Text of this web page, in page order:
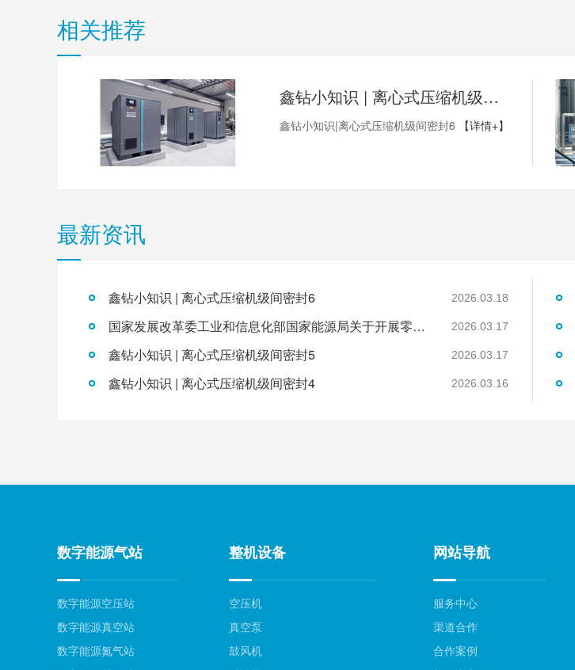
相关推荐
鑫钻小知识 | 离心式压缩机级间密封6
鑫钻小知识|离心式压缩机级间密封6 【详情+】
最新资讯
鑫钻小知识 | 离心式压缩机级间密封6 2026.03.18
国家发展改革委工业和信息化部国家能源局关于开展零碳园区建设的通知 2026.03.17
鑫钻小知识 | 离心式压缩机级间密封5 2026.03.17
鑫钻小知识 | 离心式压缩机级间密封4 2026.03.16
数字能源气站
数字能源空压站
数字能源真空站
数字能源氮气站
整机设备
空压机
真空泵
鼓风机
网站导航
服务中心
渠道合作
合作案例